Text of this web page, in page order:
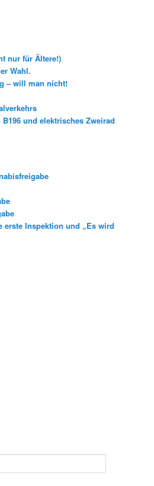
nur für Ältere!)
Wahl.
– will man nicht!
und elektrisches Zweirad
erste Inspektion und „Es wird